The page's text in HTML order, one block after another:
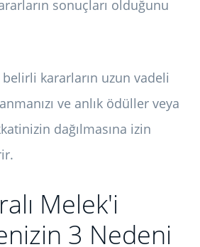
sonuçları olduğunu
kararların uzun vadeli
ve anlık ödüller veya
dağılmasına izin
Melek'i
3 Nedeni